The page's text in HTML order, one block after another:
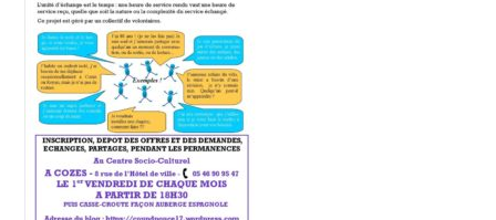
CULTURE ET VIE LOCALE
BIEN-ÊTRE VIEILLIR BIEN